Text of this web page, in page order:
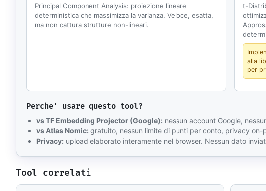
Principal Component Analysis: proiezione lineare
deterministica che massimizza la varianza. Veloce, esatta,
ma non cattura strutture non-lineari.
t-
alla
per
Perche' usare questo tool?
vs TF Embedding Projector (Google): nessun account Google,
vs Atlas Nomic: gratuito, nessun limite di punti per conto, privacy on-
Privacy: upload elaborato interamente nel browser. Nessun dato
Tool correlati